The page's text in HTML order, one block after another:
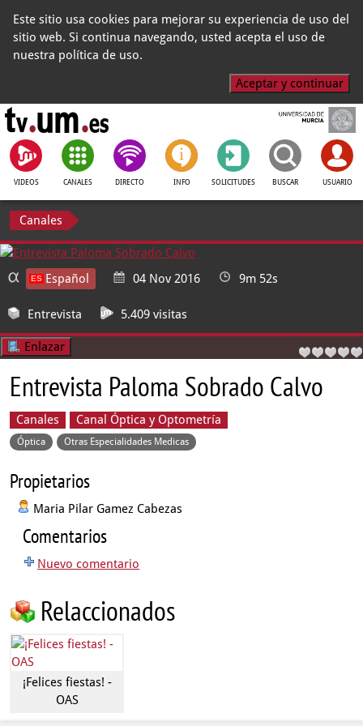
Este sitio usa cookies para mejorar su experiencia de uso del
sitio web. Si continua navegando, usted acepta el uso de
nuestra política de uso.
Aceptar y continuar
VIDEOS CANALES DIRECTO INFO SOLICITUDES BUSCAR USUARIO
Canales
Español 04 Nov 2016 9m 52s
Entrevista 5.409 visitas
Enlazar
Entrevista Paloma Sobrado Calvo
Canales Canal Óptica y Optometría
Óptica Otras Especialidades Medicas
Propietarios
Maria Pilar Gamez Cabezas
Comentarios
Nuevo comentario
Relaccionados
¡Felices fiestas! -
OAS